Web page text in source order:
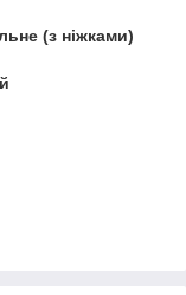
(з ніжками)